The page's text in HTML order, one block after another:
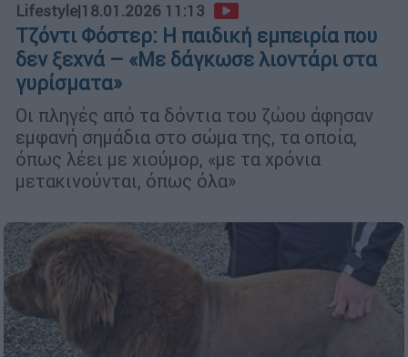
Lifestyle|18.01.2026 11:13
Τζόντι Φόστερ: Η παιδική εμπειρία που
δεν ξεχνά – «Με δάγκωσε λιοντάρι στα
γυρίσματα»
Οι πληγές από τα δόντια του ζώου άφησαν
εμφανή σημάδια στο σώμα της, τα οποία,
όπως λέει με χιούμορ, «με τα χρόνια
μετακινούνται, όπως όλα»